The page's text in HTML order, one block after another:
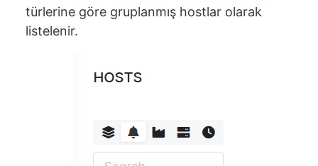
türlerine göre gruplanmış hostlar olarak
listelenir.